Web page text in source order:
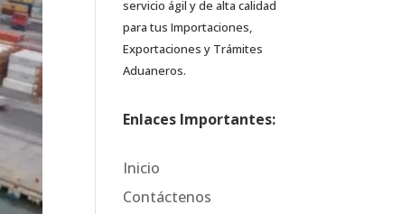
servicio ágil y de alta calidad
para tus Importaciones,
Exportaciones y Trámites
Aduaneros.
Enlaces Importantes:
Inicio
Contáctenos